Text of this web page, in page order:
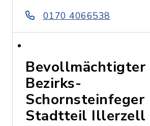
0170 4066538
Bevollmächtigter
Bezirks-
Schornsteinfeger
Stadtteil Illerzell